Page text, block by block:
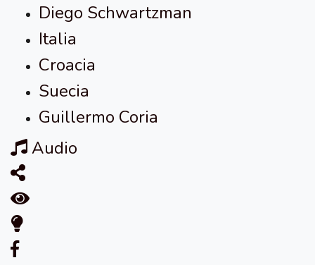
Diego Schwartzman
Italia
Croacia
Suecia
Guillermo Coria
Audio